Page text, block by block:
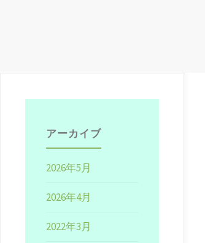
アーカイブ
2026年5月
2026年4月
2022年3月